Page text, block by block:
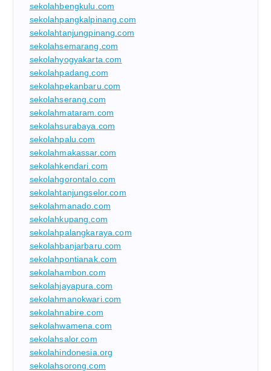
sekolahbengkulu.com
sekolahpangkalpinang.com
sekolahtanjungpinang.com
sekolahsemarang.com
sekolahyogyakarta.com
sekolahpadang.com
sekolahpekanbaru.com
sekolahserang.com
sekolahmataram.com
sekolahsurabaya.com
sekolahpalu.com
sekolahmakassar.com
sekolahkendari.com
sekolahgorontalo.com
sekolahtanjungselor.com
sekolahmanado.com
sekolahkupang.com
sekolahpalangkaraya.com
sekolahbanjarbaru.com
sekolahpontianak.com
sekolahambon.com
sekolahjayapura.com
sekolahmanokwari.com
sekolahnabire.com
sekolahwamena.com
sekolahsalor.com
sekolahindonesia.org
sekolahsorong.com